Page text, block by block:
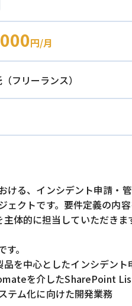
円/月
フリーランス）
ける、インシデント申請・
クトです。要件定義の内容
体的に担当していただきま
。
を中心としたインシデン
を介したSharePoint
テム化に向けた開発業務